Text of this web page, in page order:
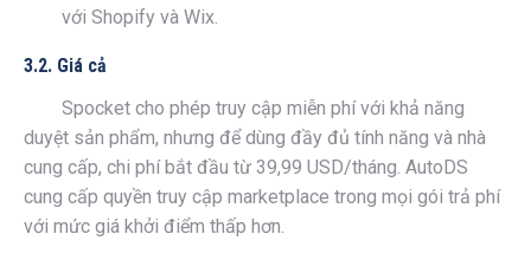
với Shopify và Wix.
3.2. Giá cả
Spocket cho phép truy cập miễn phí với khả năng
duyệt sản phẩm, nhưng để dùng đầy đủ tính năng và nhà
cung cấp, chi phí bắt đầu từ 39,99 USD/tháng. AutoDS
cung cấp quyền truy cập marketplace trong mọi gói trả phí
với mức giá khởi điểm thấp hơn.